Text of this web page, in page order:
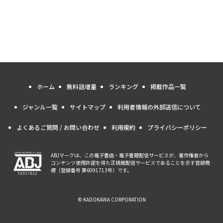
ホーム 無料話増量 ランキング 掲載作品一覧
ジャンル一覧 サイトマップ 利用者情報の外部送信について
よくあるご質問 / お問い合わせ 利用規約 プライバシーポリシー
ABJマークは、この電子書店・電子書籍配信サービスが、著作権者から
コンテンツ使用許諾を得た正規版配信サービスであることを示す登録商
標（登録番号 第6091713号）です。
© KADOKAWA CORPORATION